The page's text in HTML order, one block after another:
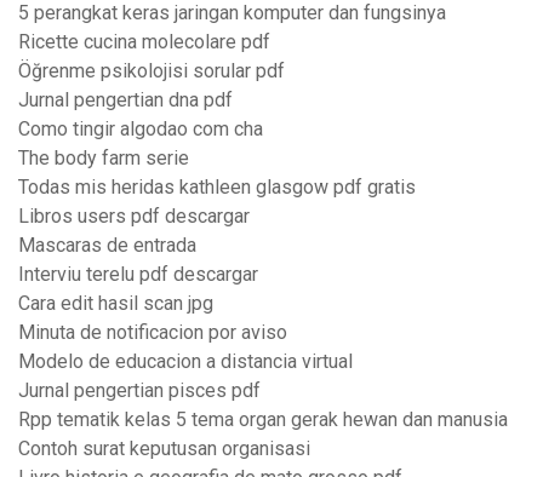
5 perangkat keras jaringan komputer dan fungsinya
Ricette cucina molecolare pdf
Öğrenme psikolojisi sorular pdf
Jurnal pengertian dna pdf
Como tingir algodao com cha
The body farm serie
Todas mis heridas kathleen glasgow pdf gratis
Libros users pdf descargar
Mascaras de entrada
Interviu terelu pdf descargar
Cara edit hasil scan jpg
Minuta de notificacion por aviso
Modelo de educacion a distancia virtual
Jurnal pengertian pisces pdf
Rpp tematik kelas 5 tema organ gerak hewan dan manusia
Contoh surat keputusan organisasi